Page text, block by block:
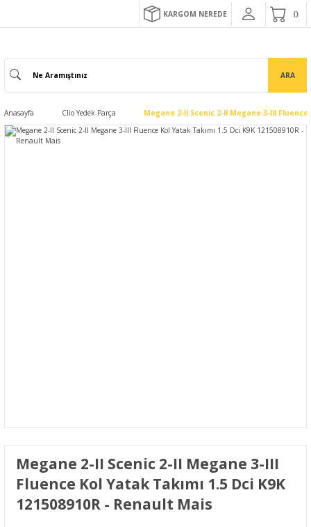
KARGOM NEREDE
ARA
Anasayfa Clio Yedek Parça Megane 2-II Scenic 2-II Megane 3-III Fluence
Megane 2-II Scenic 2-II Megane 3-III
Fluence Kol Yatak Takımı 1.5 Dci K9K
121508910R - Renault Mais